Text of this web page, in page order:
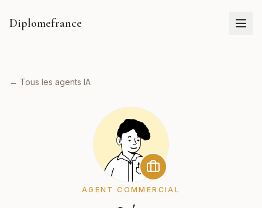
Diplomefrance
← Tous les agents IA
AGENT COMMERCIAL